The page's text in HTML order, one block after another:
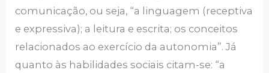
comunicação, ou seja, “a linguagem (receptiva
e expressiva); a leitura e escrita; os conceitos
relacionados ao exercício da autonomia”. Já
quanto às habilidades sociais citam-se: “a